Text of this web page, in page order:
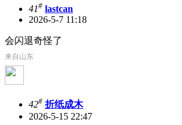
41# lastcan
2026-5-7 11:18
会闪退奇怪了
来自山东
42# 折纸成木
2026-5-15 22:47